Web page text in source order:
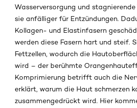
Wasserversorgung und
sie anfälliger für Entzündungen.
Kollagen- und Elastinfasern
werden diese Fasern hart und steif.
Fettzellen, wodurch die
wird – der berühmte
Komprimierung betrifft auch die
erklärt, warum die Haut schmerzen
zusammengedrückt wird. Hier